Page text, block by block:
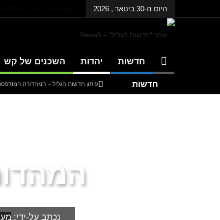
היום ה-30 בינואר , 2026
חדשות יהדות השכנים של קש
חדשות עיתון חדשות הגליל – המהדורה המודפסת |
נכתב על-ידי: